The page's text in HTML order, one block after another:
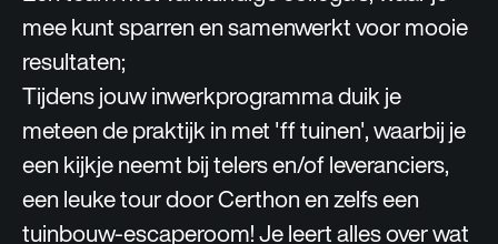
mee kunt sparren en samenwerkt voor mooie
resultaten;
Tijdens jouw inwerkprogramma duik je
meteen de praktijk in met 'ff tuinen', waarbij je
een kijkje neemt bij telers en/of leveranciers,
een leuke tour door Certhon en zelfs een
tuinbouw-escaperoom! Je leert alles over wat